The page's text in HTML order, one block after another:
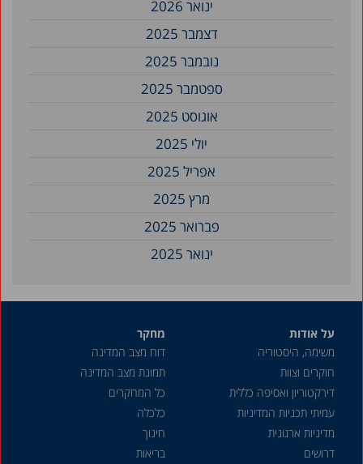
ינואר 2026
דצמבר 2025
נובמבר 2025
ספטמבר 2025
אוגוסט 2025
יולי 2025
אפריל 2025
מרץ 2025
פברואר 2025
ינואר 2025
על אודות
משימה, היסטוריה
חוקרים וצוות
דירקטוריון ואסיפה כללית
עמיתי תכניות המדיניות
מדיניות ארגונית
דרושים
מחקר
דוח מצב המדינה
תמונת מצב המדינה
כל המחקרים
כלכלה
חינוך
בריאות